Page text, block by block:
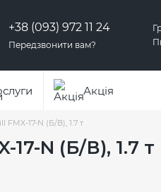
+38 (093) 972 11 24
Передзвонити вам?
Акція
FMX-17-N (Б/В), 1.7 т
17-N (Б/В), 1.7 т